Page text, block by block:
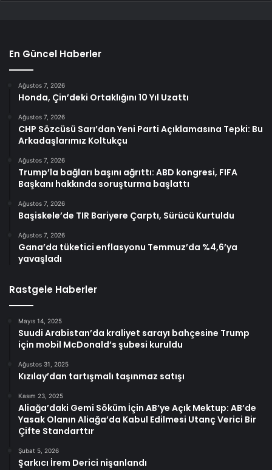
En Güncel Haberler
Ağustos 7, 2026
Honda, Çin’deki Ortaklığını 10 Yıl Uzattı
Ağustos 7, 2026
CHP Sözcüsü Sarı’dan Yeni Parti Açıklamasına Tepki: Bu
Arkadaşlarımız Koltukçu
Ağustos 7, 2026
Trump’la bağları başını ağrıttı: ABD kongresi, FIFA
Başkanı hakkında soruşturma başlattı
Ağustos 7, 2026
Başiskele’de TIR Bariyere Çarptı, Sürücü Kurtuldu
Ağustos 7, 2026
Gana’da tüketici enflasyonu Temmuz’da %4,6’ya
yavaşladı
Rastgele Haberler
Mayıs 14, 2025
Suudi Arabistan’da kraliyet sarayı bahçesine Trump
için mobil McDonald’s şubesi kuruldu
Ağustos 31, 2025
Kızılay’dan tartışmalı taşınmaz satışı
Kasım 23, 2025
Aliağa’daki Gemi Söküm İçin AB’ye Açık Mektup: AB’de
Yasak Olanın Aliağa’da Kabul Edilmesi Utanç Verici Bir
Çifte Standarttır
Şubat 5, 2026
Şarkıcı İrem Derici nişanlandı